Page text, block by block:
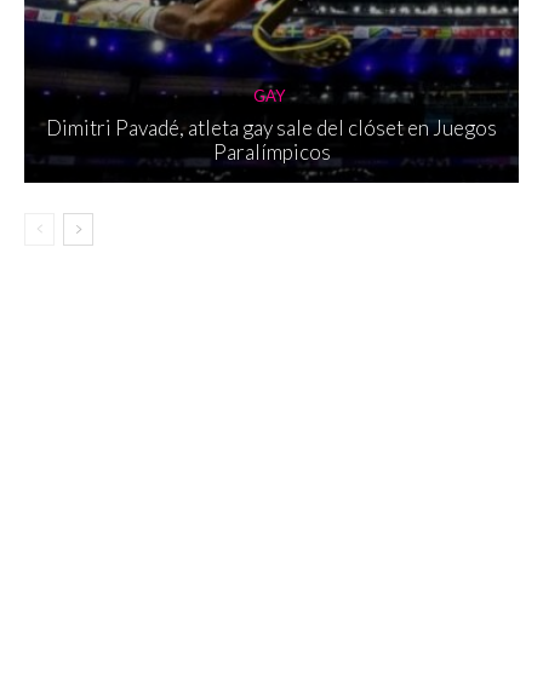
GAY
Dimitri Pavadé, atleta gay sale del clóset en Juegos
Paralímpicos